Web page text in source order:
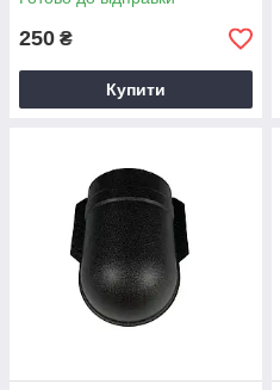
250 ₴
Купити